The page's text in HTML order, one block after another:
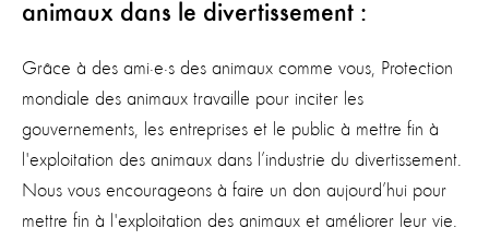
animaux dans le divertissement :
Grâce à des ami·e·s des animaux comme vous, Protection
mondiale des animaux travaille pour inciter les
gouvernements, les entreprises et le public à mettre fin à
l'exploitation des animaux dans l’industrie du divertissement.
Nous vous encourageons à faire un don aujourd’hui pour
mettre fin à l'exploitation des animaux et améliorer leur vie.